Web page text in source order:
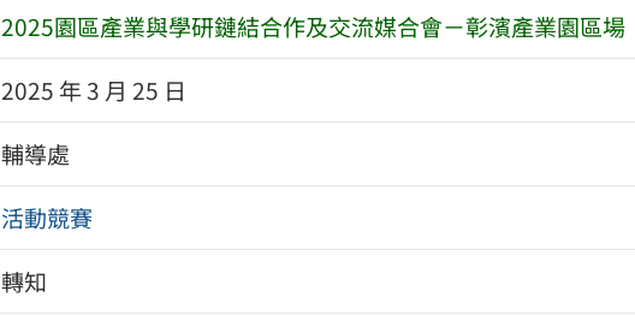
2025園區產業與學研鏈結合作及交流媒合會－彰濱產業園區場
2025 年 3 月 25 日
輔導處
活動競賽
轉知